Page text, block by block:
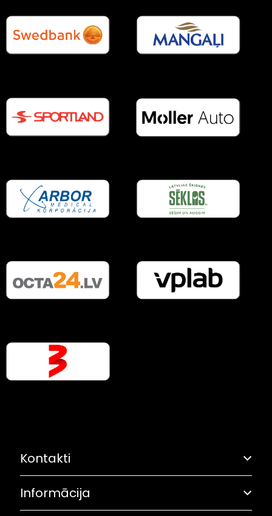
Kontakti
Adrese: Grostonas iela 6B, Rīga
Informācija